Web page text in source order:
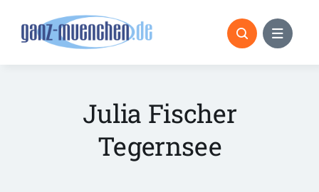
Julia Fischer
Tegernsee